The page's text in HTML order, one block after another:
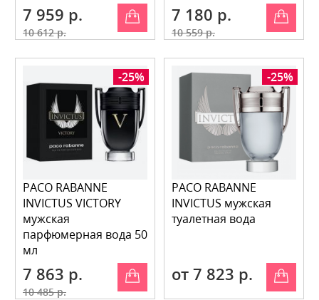
+ бальзам по
7 959 р.
10 612 р.
7 180 р.
10 559 р.
-25%
PACO RABANNE
INVICTUS VICTORY
мужская
парфюмерная вода 50
мл
7 863 р.
10 485 р.
-25%
PACO RABANNE
INVICTUS мужская
туалетная вода
от 7 823 р.